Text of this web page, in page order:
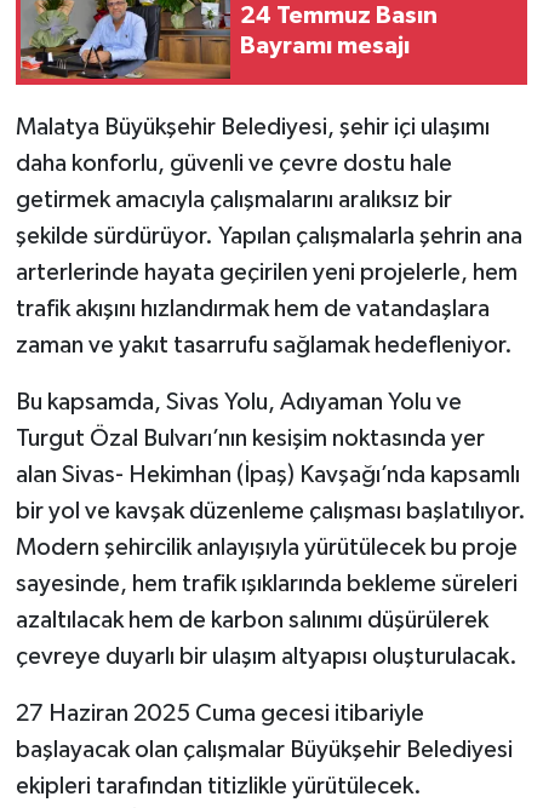
24 Temmuz Basın
Bayramı mesajı
Malatya Büyükşehir Belediyesi, şehir içi ulaşımı
daha konforlu, güvenli ve çevre dostu hale
getirmek amacıyla çalışmalarını aralıksız bir
şekilde sürdürüyor. Yapılan çalışmalarla şehrin ana
arterlerinde hayata geçirilen yeni projelerle, hem
trafik akışını hızlandırmak hem de vatandaşlara
zaman ve yakıt tasarrufu sağlamak hedefleniyor.
Bu kapsamda, Sivas Yolu, Adıyaman Yolu ve
Turgut Özal Bulvarı’nın kesişim noktasında yer
alan Sivas- Hekimhan (İpaş) Kavşağı’nda kapsamlı
bir yol ve kavşak düzenleme çalışması başlatılıyor.
Modern şehircilik anlayışıyla yürütülecek bu proje
sayesinde, hem trafik ışıklarında bekleme süreleri
azaltılacak hem de karbon salınımı düşürülerek
çevreye duyarlı bir ulaşım altyapısı oluşturulacak.
27 Haziran 2025 Cuma gecesi itibariyle
başlayacak olan çalışmalar Büyükşehir Belediyesi
ekipleri tarafından titizlikle yürütülecek.